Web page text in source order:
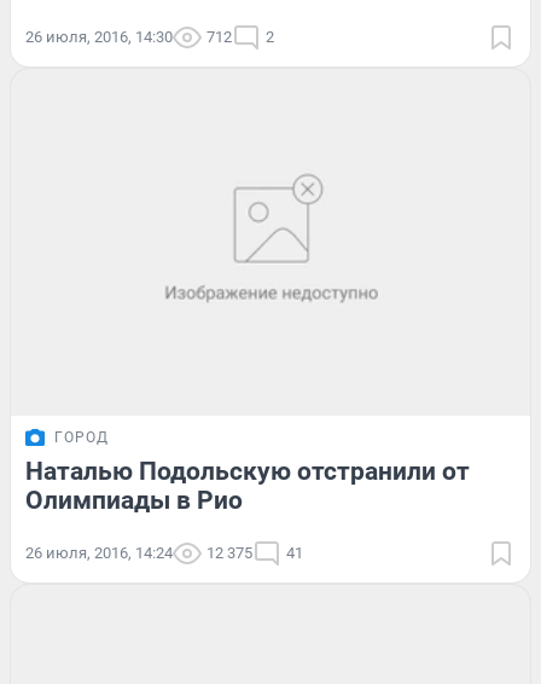
26 июля, 2016, 14:30 712 2
ГОРОД
Наталью Подольскую отстранили от
Олимпиады в Рио
26 июля, 2016, 14:24 12 375 41